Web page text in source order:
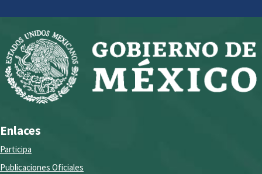
Enlaces
Participa
Publicaciones Oficiales